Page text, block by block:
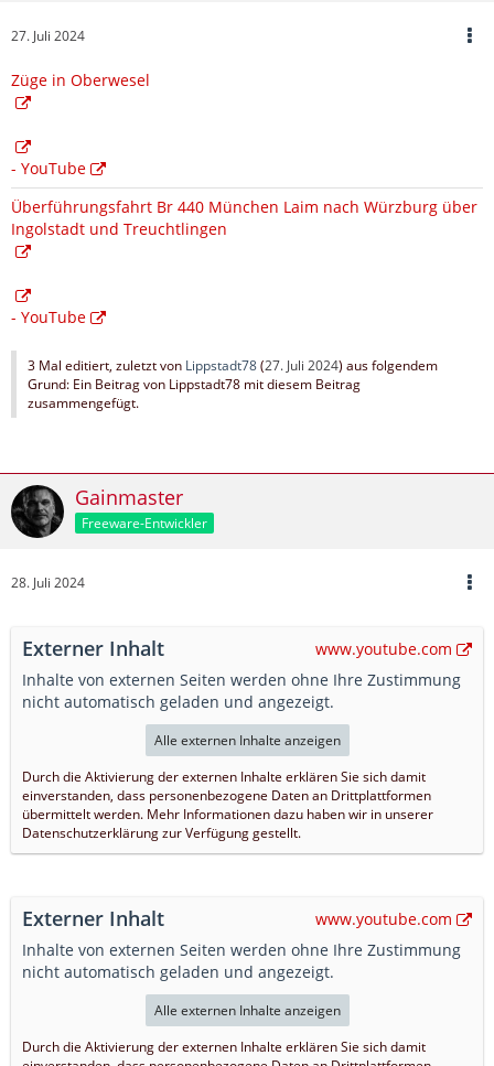
27. Juli 2024
Züge in Oberwesel
- YouTube
Überführungsfahrt Br 440 München Laim nach Würzburg über
Ingolstadt und Treuchtlingen
- YouTube
3 Mal editiert, zuletzt von Lippstadt78(27. Juli 2024) aus folgendem
Grund: Ein Beitrag von Lippstadt78 mit diesem Beitrag
zusammengefügt.
Gainmaster
Freeware-Entwickler
28. Juli 2024
Externer Inhalt
www.youtube.com
Inhalte von externen Seiten werden ohne Ihre Zustimmung
nicht automatisch geladen und angezeigt.
Alle externen Inhalte anzeigen
Durch die Aktivierung der externen Inhalte erklären Sie sich damit
einverstanden, dass personenbezogene Daten an Drittplattformen
übermittelt werden. Mehr Informationen dazu haben wir in unserer
Datenschutzerklärung zur Verfügung gestellt.
Externer Inhalt
www.youtube.com
Inhalte von externen Seiten werden ohne Ihre Zustimmung
nicht automatisch geladen und angezeigt.
Alle externen Inhalte anzeigen
Durch die Aktivierung der externen Inhalte erklären Sie sich damit